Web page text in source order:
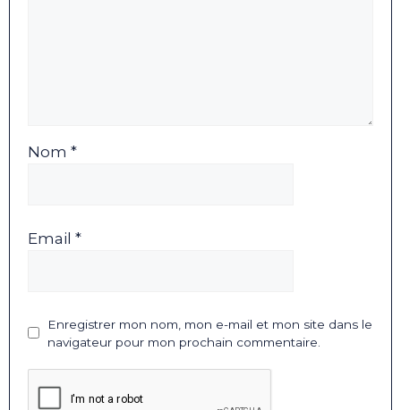
Nom *
Email *
Enregistrer mon nom, mon e-mail et mon site dans le
navigateur pour mon prochain commentaire.